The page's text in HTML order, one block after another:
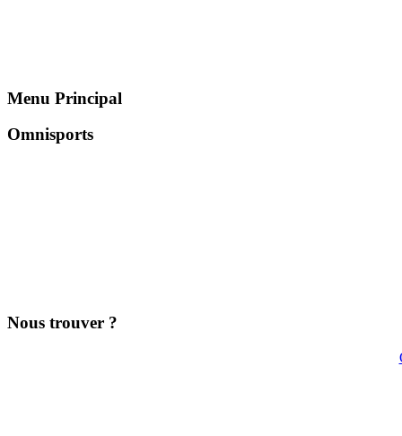
Menu Principal
Omnisports
Nous trouver ?